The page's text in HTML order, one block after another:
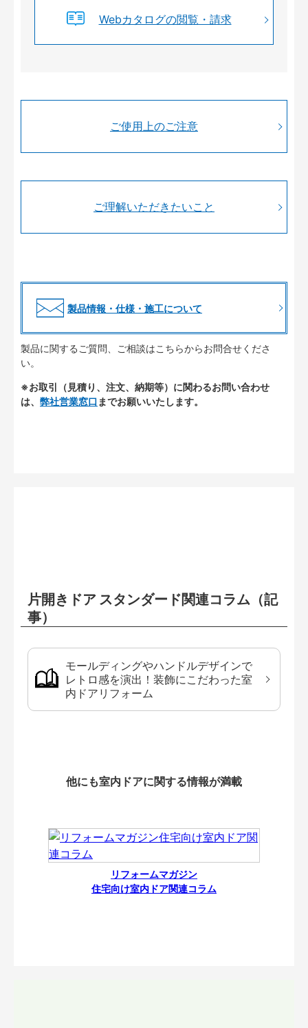
Webカタログの閲覧・請求
ご使用上のご注意
ご理解いただきたいこと
製品情報・仕様・施工について
製品に関するご質問、ご相談はこちらからお問合せくださ
い。
※お取引（見積り、注文、納期等）に関わるお問い合わせ
は、 弊社営業窓口 までお願いいたします。
片開きドア スタンダード関連コラム（記
事）
モールディングやハンドルデザインで
レトロ感を演出！装飾にこだわった室
内ドアリフォーム
他にも室内ドアに関する情報が満載
リフォームマガジン
住宅向け室内ドア関連コラム